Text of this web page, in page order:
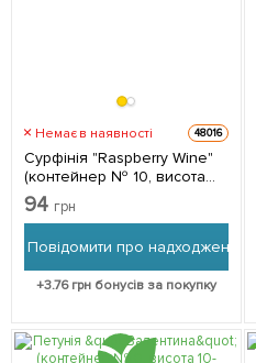
Немає в наявності 48016
Сурфінія "Raspberry Wine"
(контейнер № 10, висота
10-15 см) 1 саджанець в
упаковці
94 грн
Повідомити про надходження
+3.76грн бонусів за покупку